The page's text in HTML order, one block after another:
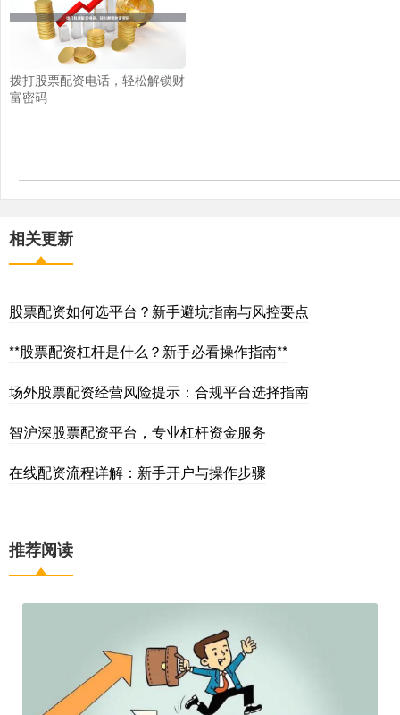
拨打股票配资电话，轻松解锁财
富密码
相关更新
股票配资如何选平台？新手避坑指南与风控要点
**股票配资杠杆是什么？新手必看操作指南**
场外股票配资经营风险提示：合规平台选择指南
智沪深股票配资平台，专业杠杆资金服务
在线配资流程详解：新手开户与操作步骤
推荐阅读